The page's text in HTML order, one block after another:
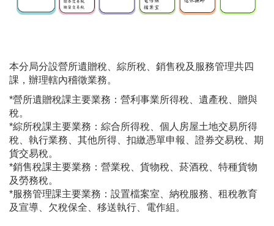
本分局分設營所遺贈稅、綜所稅、銷售稅及服務管理共四
課，辦理轄內稽徵業務。
*營所遺贈稅課主要業務：營利事業所得稅、遺產稅、贈與
稅。
*綜所稅課主要業務：綜合所得稅、個人房屋土地交易所得
稅、執行業務、其他所得、扣繳憑單申報、證券交易稅、期
貨交易稅。
*銷售稅課主要業務：營業稅、貨物稅、菸酒稅、特種貨物
及勞務稅。
*服務管理課主要業務：設置檔案室、納稅服務、租稅教育
及宣導、欠稅保全、移送執行、電作組。